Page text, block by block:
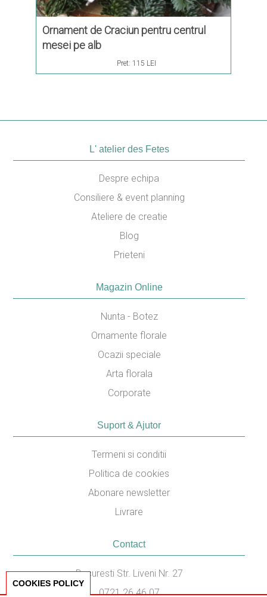
Ornament de Craciun pentru centrul
mesei pe alb
Pret: 115 LEI
L' atelier des Fetes
Despre echipa
Consiliere & event planning
Ateliere de creatie
Blog
Prieteni
Magazin Online
Nunta - Botez
Ornamente florale
Ocazii speciale
Arta florala
Corporate
Suport & Ajutor
Termeni si conditii
Politica de cookies
Abonare newsletter
Livrare
Contact
Bucuresti Str. Liveni Nr. 27
0721.26.46.07
COOKIES POLICY